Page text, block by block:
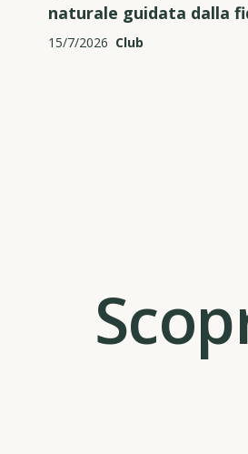
naturale guidata dalla
15/7/2026 Club